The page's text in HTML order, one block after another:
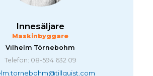
Innesäljare
Maskinbyggare
Vilhelm Törnebohm
Telefon: 08-594 632 09